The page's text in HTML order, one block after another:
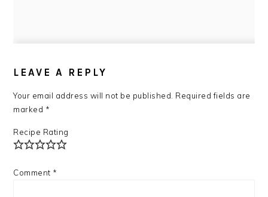
INTERACTIONS
LEAVE A REPLY
Your email address will not be published. Required fields are
marked *
Recipe Rating
Comment *